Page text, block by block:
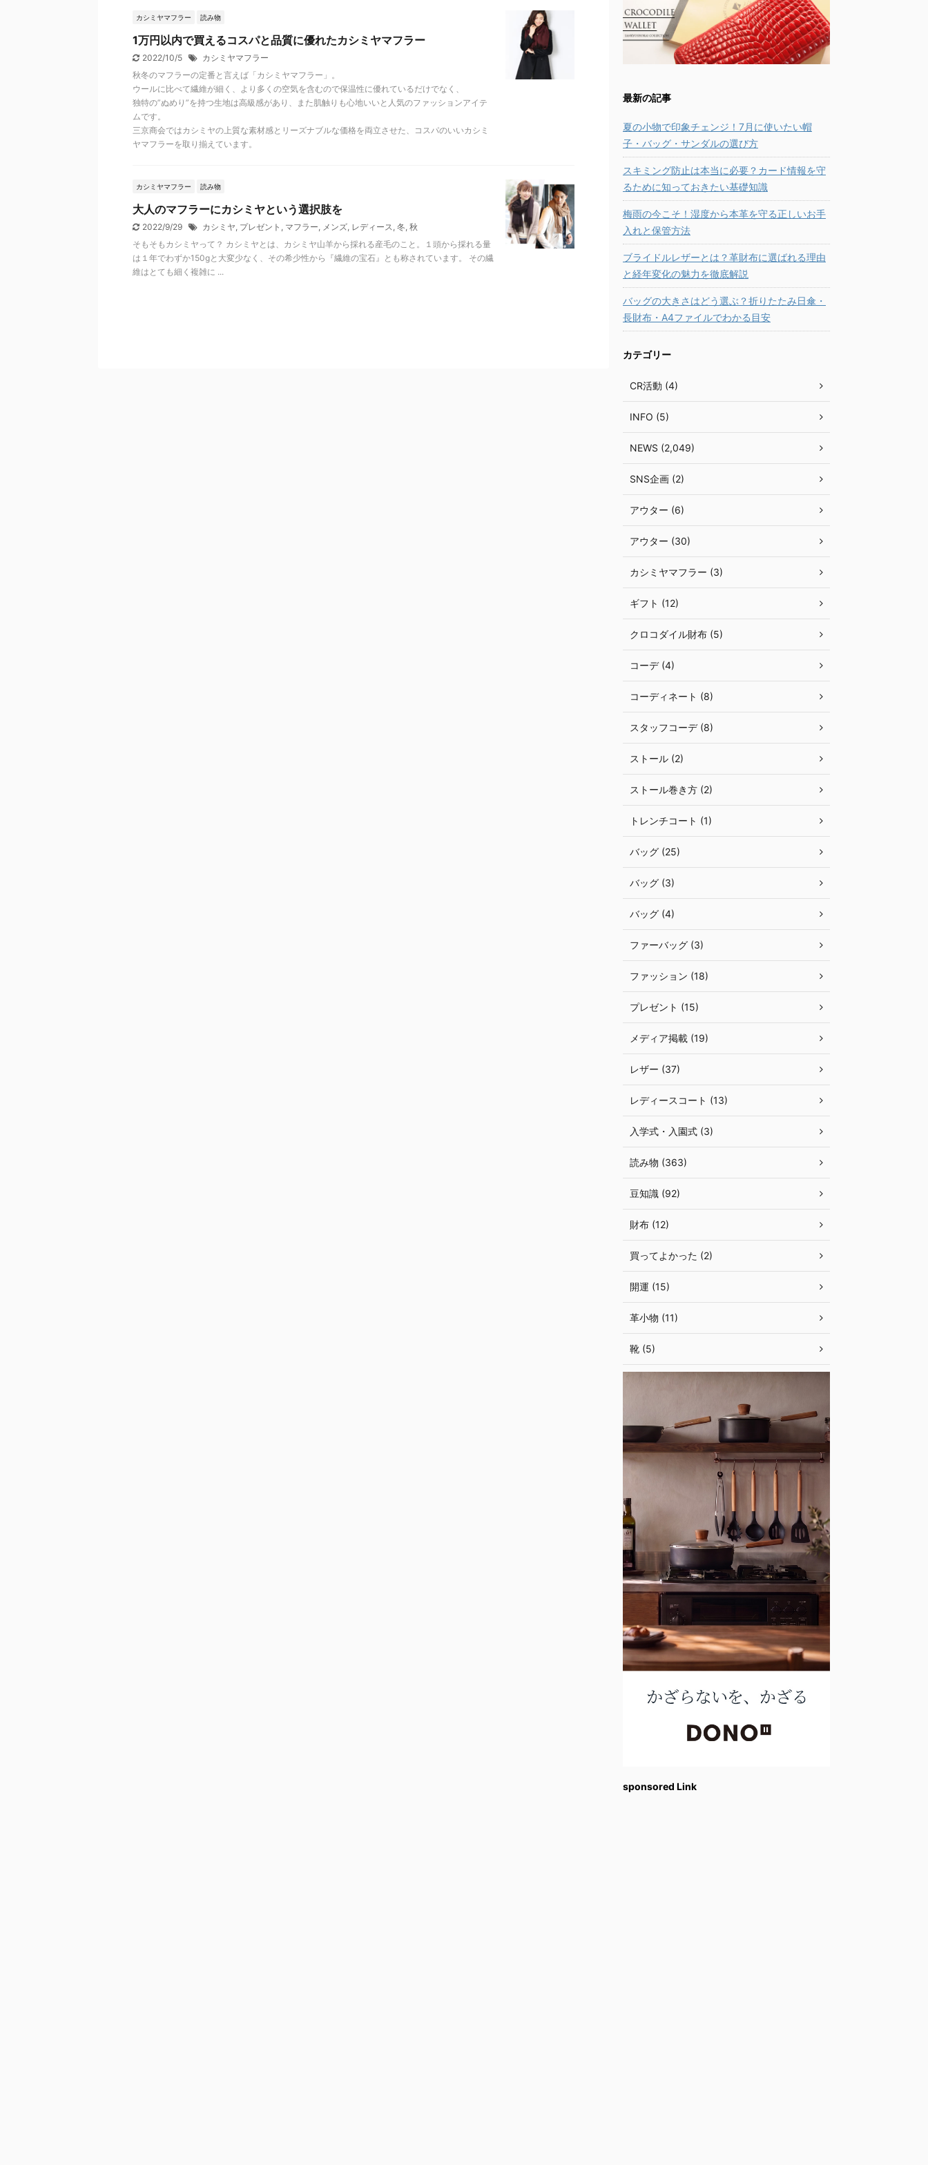
カシミヤマフラー 読み物
1万円以内で買えるコスパと品質に優れたカシミヤマフラー
2022/10/5
カシミヤマフラー
秋冬のマフラーの定番と言えば「カシミヤマフラー」。
ウールに比べて繊維が細く、より多くの空気を含むので保温性に優れているだけでなく、
独特の”ぬめり”を持つ生地は高級感があり、また肌触りも心地いいと人気のファッションアイテ
ムです。
三京商会ではカシミヤの上質な素材感とリーズナブルな価格を両立させた、コスパのいいカシミ
ヤマフラーを取り揃えています。
カシミヤマフラー 読み物
大人のマフラーにカシミヤという選択肢を
2022/9/29 カシミヤ, プレゼント , マフラー, メンズ, レディース, 冬, 秋
そもそもカシミヤって？ カシミヤとは、カシミヤ山羊から採れる産毛のこと。１頭から採れる量
は１年でわずか150gと大変少なく、その希少性から『繊維の宝石』とも称されています。 その繊
維はとても細く複雑に ...
最新の記事
夏の小物で印象チェンジ！7月に使いたい帽
子・バッグ・サンダルの選び方
スキミング防止は本当に必要？カード情報を守
るために知っておきたい基礎知識
梅雨の今こそ！湿度から本革を守る正しいお手
入れと保管方法
ブライドルレザーとは？革財布に選ばれる理由
と経年変化の魅力を徹底解説
バッグの大きさはどう選ぶ？折りたたみ日傘・
長財布・A4ファイルでわかる目安
カテゴリー
CR活動 (4)
INFO (5)
NEWS (2,049)
SNS企画 (2)
アウター (6)
アウター (30)
カシミヤマフラー (3)
ギフト (12)
クロコダイル財布 (5)
コーデ (4)
コーディネート (8)
スタッフコーデ (8)
ストール (2)
ストール巻き方 (2)
トレンチコート (1)
バッグ (25)
バッグ (3)
バッグ (4)
ファーバッグ (3)
ファッション (18)
プレゼント (15)
メディア掲載 (19)
レザー (37)
レディースコート (13)
入学式・入園式 (3)
読み物 (363)
豆知識 (92)
財布 (12)
買ってよかった (2)
開運 (15)
革小物 (11)
靴 (5)
sponsored Link